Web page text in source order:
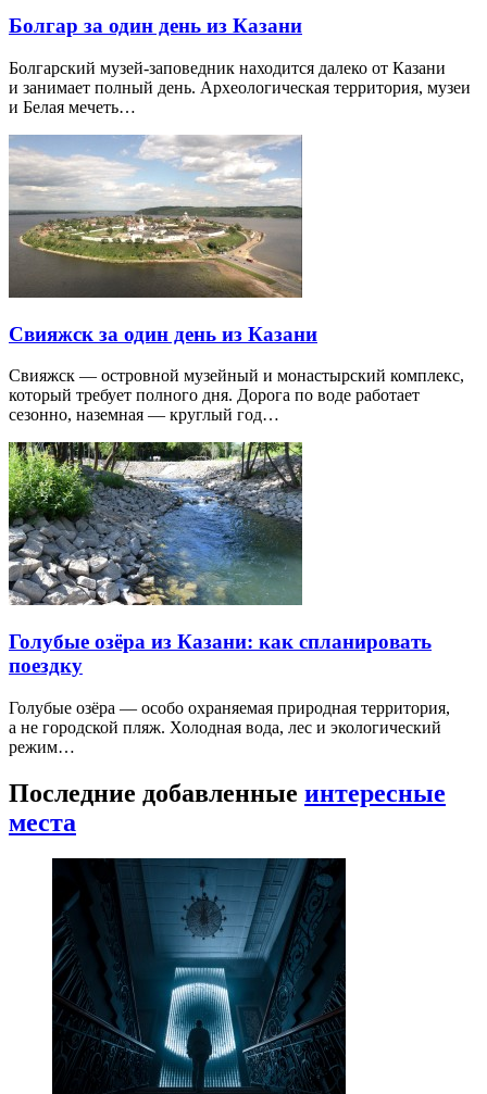
Болгар за один день из Казани
Болгарский музей-заповедник находится далеко от Казани
и занимает полный день. Археологическая территория, музеи
и Белая мечеть…
Свияжск за один день из Казани
Свияжск — островной музейный и монастырский комплекс,
который требует полного дня. Дорога по воде работает
сезонно, наземная — круглый год…
Голубые озёра из Казани: как спланировать
поездку
Голубые озёра — особо охраняемая природная территория,
а не городской пляж. Холодная вода, лес и экологический
режим…
Последние добавленные интересные
места